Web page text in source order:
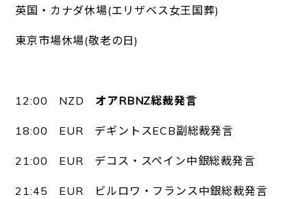
英国・カナダ休場(エリザベス女王国葬)
東京市場休場(敬老の日)
12:00 NZD オアRBNZ総裁発言
18:00 EUR デギントスECB副総裁発言
21:00 EUR デコス・スペイン中銀総裁発言
21:45 EUR ビルロワ・フランス中銀総裁発言